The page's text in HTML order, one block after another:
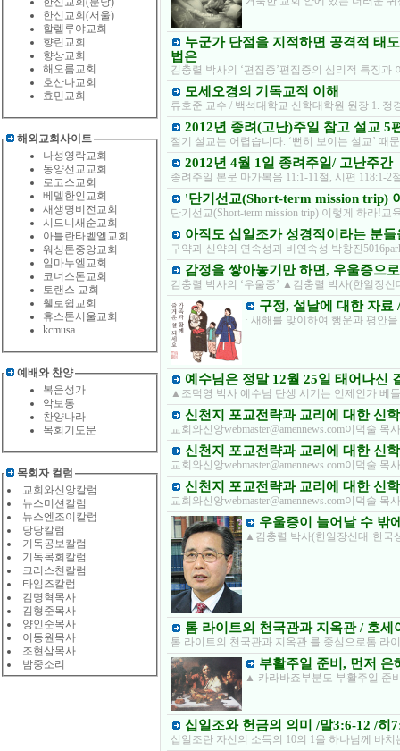
한신교회(서울)
할렐루야교회
향린교회
향상교회
해오름교회
호산나교회
효민교회
해외교회사이트
나성영락교회
동양선교교회
로고스교회
베델한인교회
새생명비전교회
시드니새순교회
아틀란타벹엘교회
워싱톤중앙교회
임마누엘교회
코너스톤교회
토랜스 교회
휄로쉽교회
휴스톤서울교회
kcmusa
예배와 찬양
복음성가
악보통
찬양나라
목회기도문
목회자 컬럼
교회와신앙칼럼
뉴스미션칼럼
뉴스엔조이칼럼
당당칼럼
기독공보칼럼
기독목회칼럼
크리스천칼럼
타임즈칼럼
김명혁목사
김형준목사
양인순목사
이동원목사
조현삼목사
밤중소리
누군가 단점을 지적하면 공격적 태
법은
김충렬 박사의 ‘편집증’편집증의 심리적 특징
모세오경의 기독교적 이해
류호준 교수 / 백석대학교 신학대학원 원장 1.
2012년 종려(고난)주일 참고 설교 5
절기 설교는 어렵습니다. ‘뻔히 보이는 설교’ 때
2012년 4월 1일 종려주일/ 고난주간
종려주일 본문 마가복음 11:1-11절, 시편 118:1-2
'단기선교(Short-term mission trip)
단기선교(Short-term mission trip) 이렇게 하라!
아직도 십일조가 성경적이라는 분
구약과 신약의 연속성과 비연속성 박창진
감정을 쌓아놓기만 하면, 우울증으
김충렬 박사의 ‘우울증’ ▲김충렬 박사(한일장
구정, 설날에 대한 자료
· 새해를 맞이하여 행운과 평안
예수님은 정말 12월 25일 태어나신
▲조덕영 박사 예수님 탄생 시기는 언제인가 베
신천지 포교전략과 교리에 대한 신
교회와신앙webmaster@amennews.com이덕술
신천지 포교전략과 교리에 대한 신
교회와신앙webmaster@amennews.com이덕술
신천지 포교전략과 교리에 대한 신
교회와신앙webmaster@amennews.com이덕술
우울증이 늘어날 수 밖
▲김충렬 박사(한일장신대·한국
톰 라이트의 천국관과 지옥관 / 호
톰 라이트의 천국관과 지옥관 를 중심으로톰 라
부활주일 준비, 먼저 은
▲ 카라바죠부분도 부활주일 준
십일조와 헌금의 의미 /말3:6-12 /히
십일조란 자신의 소득의 10의 1을 하나님께 바